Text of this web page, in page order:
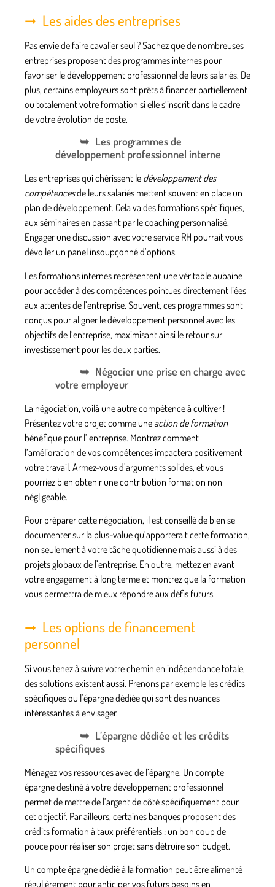
Les aides des entreprises
Pas envie de faire cavalier seul ? Sachez que de nombreuses
entreprises proposent des programmes internes pour
favoriser ledéveloppement professionnelde leurssalariés. De
plus, certains employeurs sont prêts à financer partiellement
ou totalement votre formation si elle s’inscrit dans le cadre
de votre évolution de poste.
Les programmes de
développement professionnel interne
Les entreprises qui chérissent le développement des
compétencesde leurssalariés mettent souvent en place un
plan de développement. Cela va des formationsspécifiques,
aux séminaires en passant par lecoaching personnalisé.
Engager une discussion avec votre service RH pourrait vous
dévoiler un panel insoupçonné d’options.
Les formations internes représentent une véritable aubaine
pour accéder à des compétences pointues directement liées
aux attentes de l’entreprise. Souvent, ces programmes sont
conçus pour aligner le développement personnel avec les
objectifs de l’entreprise, maximisant ainsi le retour sur
investissement pour les deux parties.
Négocier une prise en charge avec
votre employeur
La négociation, voilà une autre compétence à cultiver !
Présentez votre projet comme une action de formation
bénéfique pour l’ entreprise. Montrez comment
l’amélioration de vos compétences impactera positivement
votre travail. Armez-vous d’arguments solides, et vous
pourriez bien obtenir une contribution formation non
négligeable.
Pour préparer cette négociation, il est conseillé de bien se
documenter sur la plus-value qu’apporterait cette formation,
non seulement à votre tâche quotidienne mais aussi à des
projets globaux de l’entreprise. En outre, mettez en avant
votre engagement à long terme et montrez que la formation
vous permettra de mieux répondre aux défis futurs.
Les options de financement
personnel
Si vous tenez à suivre votre chemin en indépendance totale,
des solutions existent aussi. Prenons par exemple les crédits
spécifiques ou l’épargne dédiée qui sont des nuances
intéressantes à envisager.
L’épargne dédiée et les crédits
spécifiques
Ménagez vos ressources avec de l’épargne. Un compte
épargnedestiné à votre développement professionnel
permet de mettre de l’argent de côté spécifiquement pour
cet objectif. Par ailleurs, certaines banques proposent des
crédits formation à taux préférentiels ; un bon coup de
pouce pour réaliser son projetsans détruire son budget.
Un compte épargne dédié à la formation peut être alimenté
régulièrement pour anticiper vos futurs besoins en